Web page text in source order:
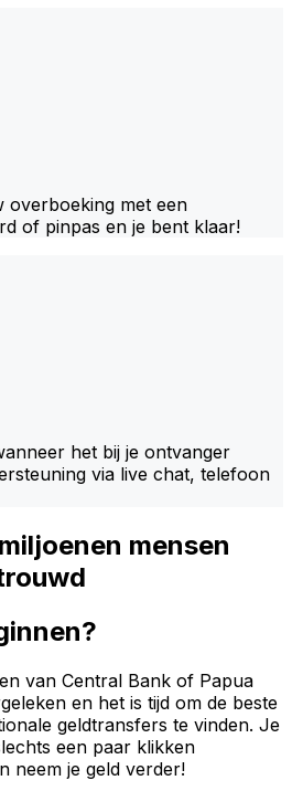
overboeking met een
of pinpas en je bent klaar!
het bij je ontvanger
via live chat, telefoon
mensen
van Central Bank of Papua
en het is tijd om de beste
geldtransfers te vinden. Je
een paar klikken
neem je geld verder!